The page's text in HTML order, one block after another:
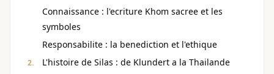
Connaissance : l'ecriture Khom sacree et les
symboles
Responsabilite : la benediction et l'ethique
L'histoire de Silas : de Klundert a la Thailande